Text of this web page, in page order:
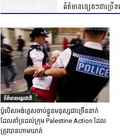
ព័ត៌មានផ្សេងៗជាច្រើ
ព័ត៌មានអន្តរជាតិ
ប៉ូលិសអង់គ្លេសចាប់ខ្លួនមនុស្សជាច្រើននាក់
ដែលគាំទ្រដល់ក្រុម Palestine Action ដែល
ត្រូវបានហាមឃាត់